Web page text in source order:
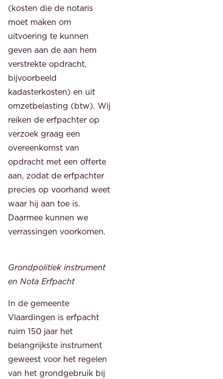
(kosten die de notaris
moet maken om
uitvoering te kunnen
geven aan de aan hem
verstrekte opdracht,
bijvoorbeeld
kadasterkosten) en uit
omzetbelasting (btw). Wij
reiken de erfpachter op
verzoek graag een
overeenkomst van
opdracht met een offerte
aan, zodat de erfpachter
precies op voorhand weet
waar hij aan toe is.
Daarmee kunnen we
verrassingen voorkomen.
Grondpolitiek instrument
en Nota Erfpacht
In de gemeente
Vlaardingen is erfpacht
ruim 150 jaar het
belangrijkste instrument
geweest voor het regelen
van het grondgebruik bij